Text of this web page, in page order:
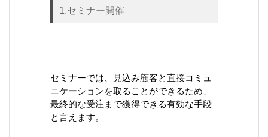
1.セミナー開催
セミナーでは、見込み顧客と直接コミュ
ニケーションを取ることができるため、
最終的な受注まで獲得できる有効な手段
と言えます。